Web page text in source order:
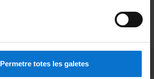
Permetre totes les galetes
Privacidad y términos